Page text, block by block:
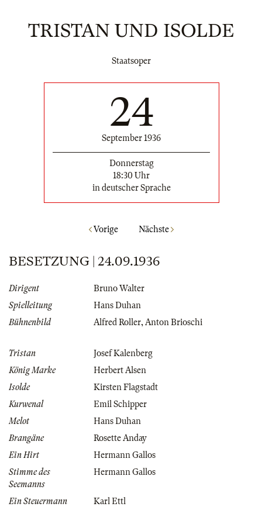
TRISTAN UND ISOLDE
Staatsoper
24
September 1936
Donnerstag
18:30 Uhr
in deutscher Sprache
Vorige Nächste
BESETZUNG | 24.09.1936
Dirigent
Bruno Walter
Spielleitung
Hans Duhan
Bühnenbild
Alfred Roller,Anton Brioschi
Tristan
Josef Kalenberg
König Marke
Herbert Alsen
Isolde
Kirsten Flagstadt
Kurwenal
Emil Schipper
Melot
Hans Duhan
Brangäne
Rosette Anday
Ein Hirt
Hermann Gallos
Stimme des
Seemanns
Hermann Gallos
Ein Steuermann Karl Ettl